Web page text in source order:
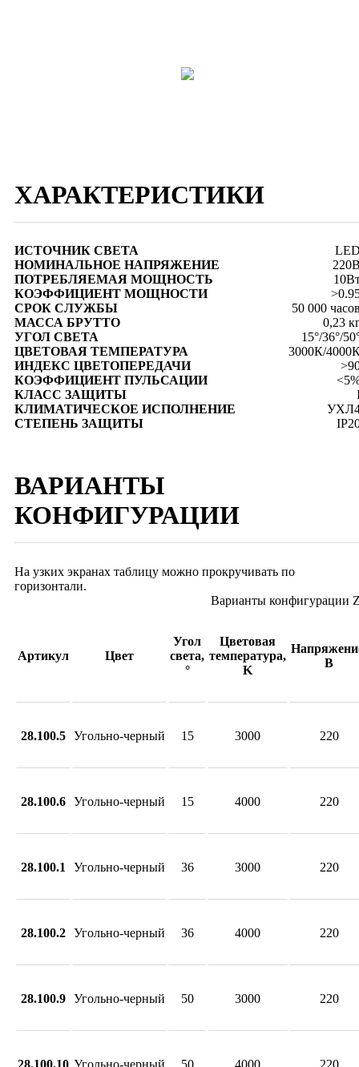
ХАРАКТЕРИСТИКИ
ИСТОЧНИК СВЕТА
НОМИНАЛЬНОЕ НАПРЯЖЕНИЕ
ПОТРЕБЛЯЕМАЯ МОЩНОСТЬ
КОЭФФИЦИЕНТ МОЩНОСТИ
СРОК СЛУЖБЫ
50 000
МАССА БРУТТО
0,23
УГОЛ СВЕТА
15°/36°/
ЦВЕТОВАЯ ТЕМПЕРАТУРА
3000К/
ИНДЕКС ЦВЕТОПЕРЕДАЧИ
КОЭФФИЦИЕНТ ПУЛЬСАЦИИ
КЛАСС ЗАЩИТЫ
КЛИМАТИЧЕСКОЕ ИСПОЛНЕНИЕ
СТЕПЕНЬ ЗАЩИТЫ
ВАРИАНТЫ
КОНФИГУРАЦИИ
На узких экранах таблицу можно прокручивать по
горизонтали.
Варианты конфигурации
Артикул Цвет
Угол
света,
°
Цветовая
температура,
K
В
28.100.5 Угольно‑черный 15 3000 220
28.100.6 Угольно‑черный 15 4000 220
28.100.1 Угольно‑черный 36 3000 220
28.100.2 Угольно‑черный 36 4000 220
28.100.9 Угольно‑черный 50 3000 220
28.100.10 Угольно‑черный 50 4000 220